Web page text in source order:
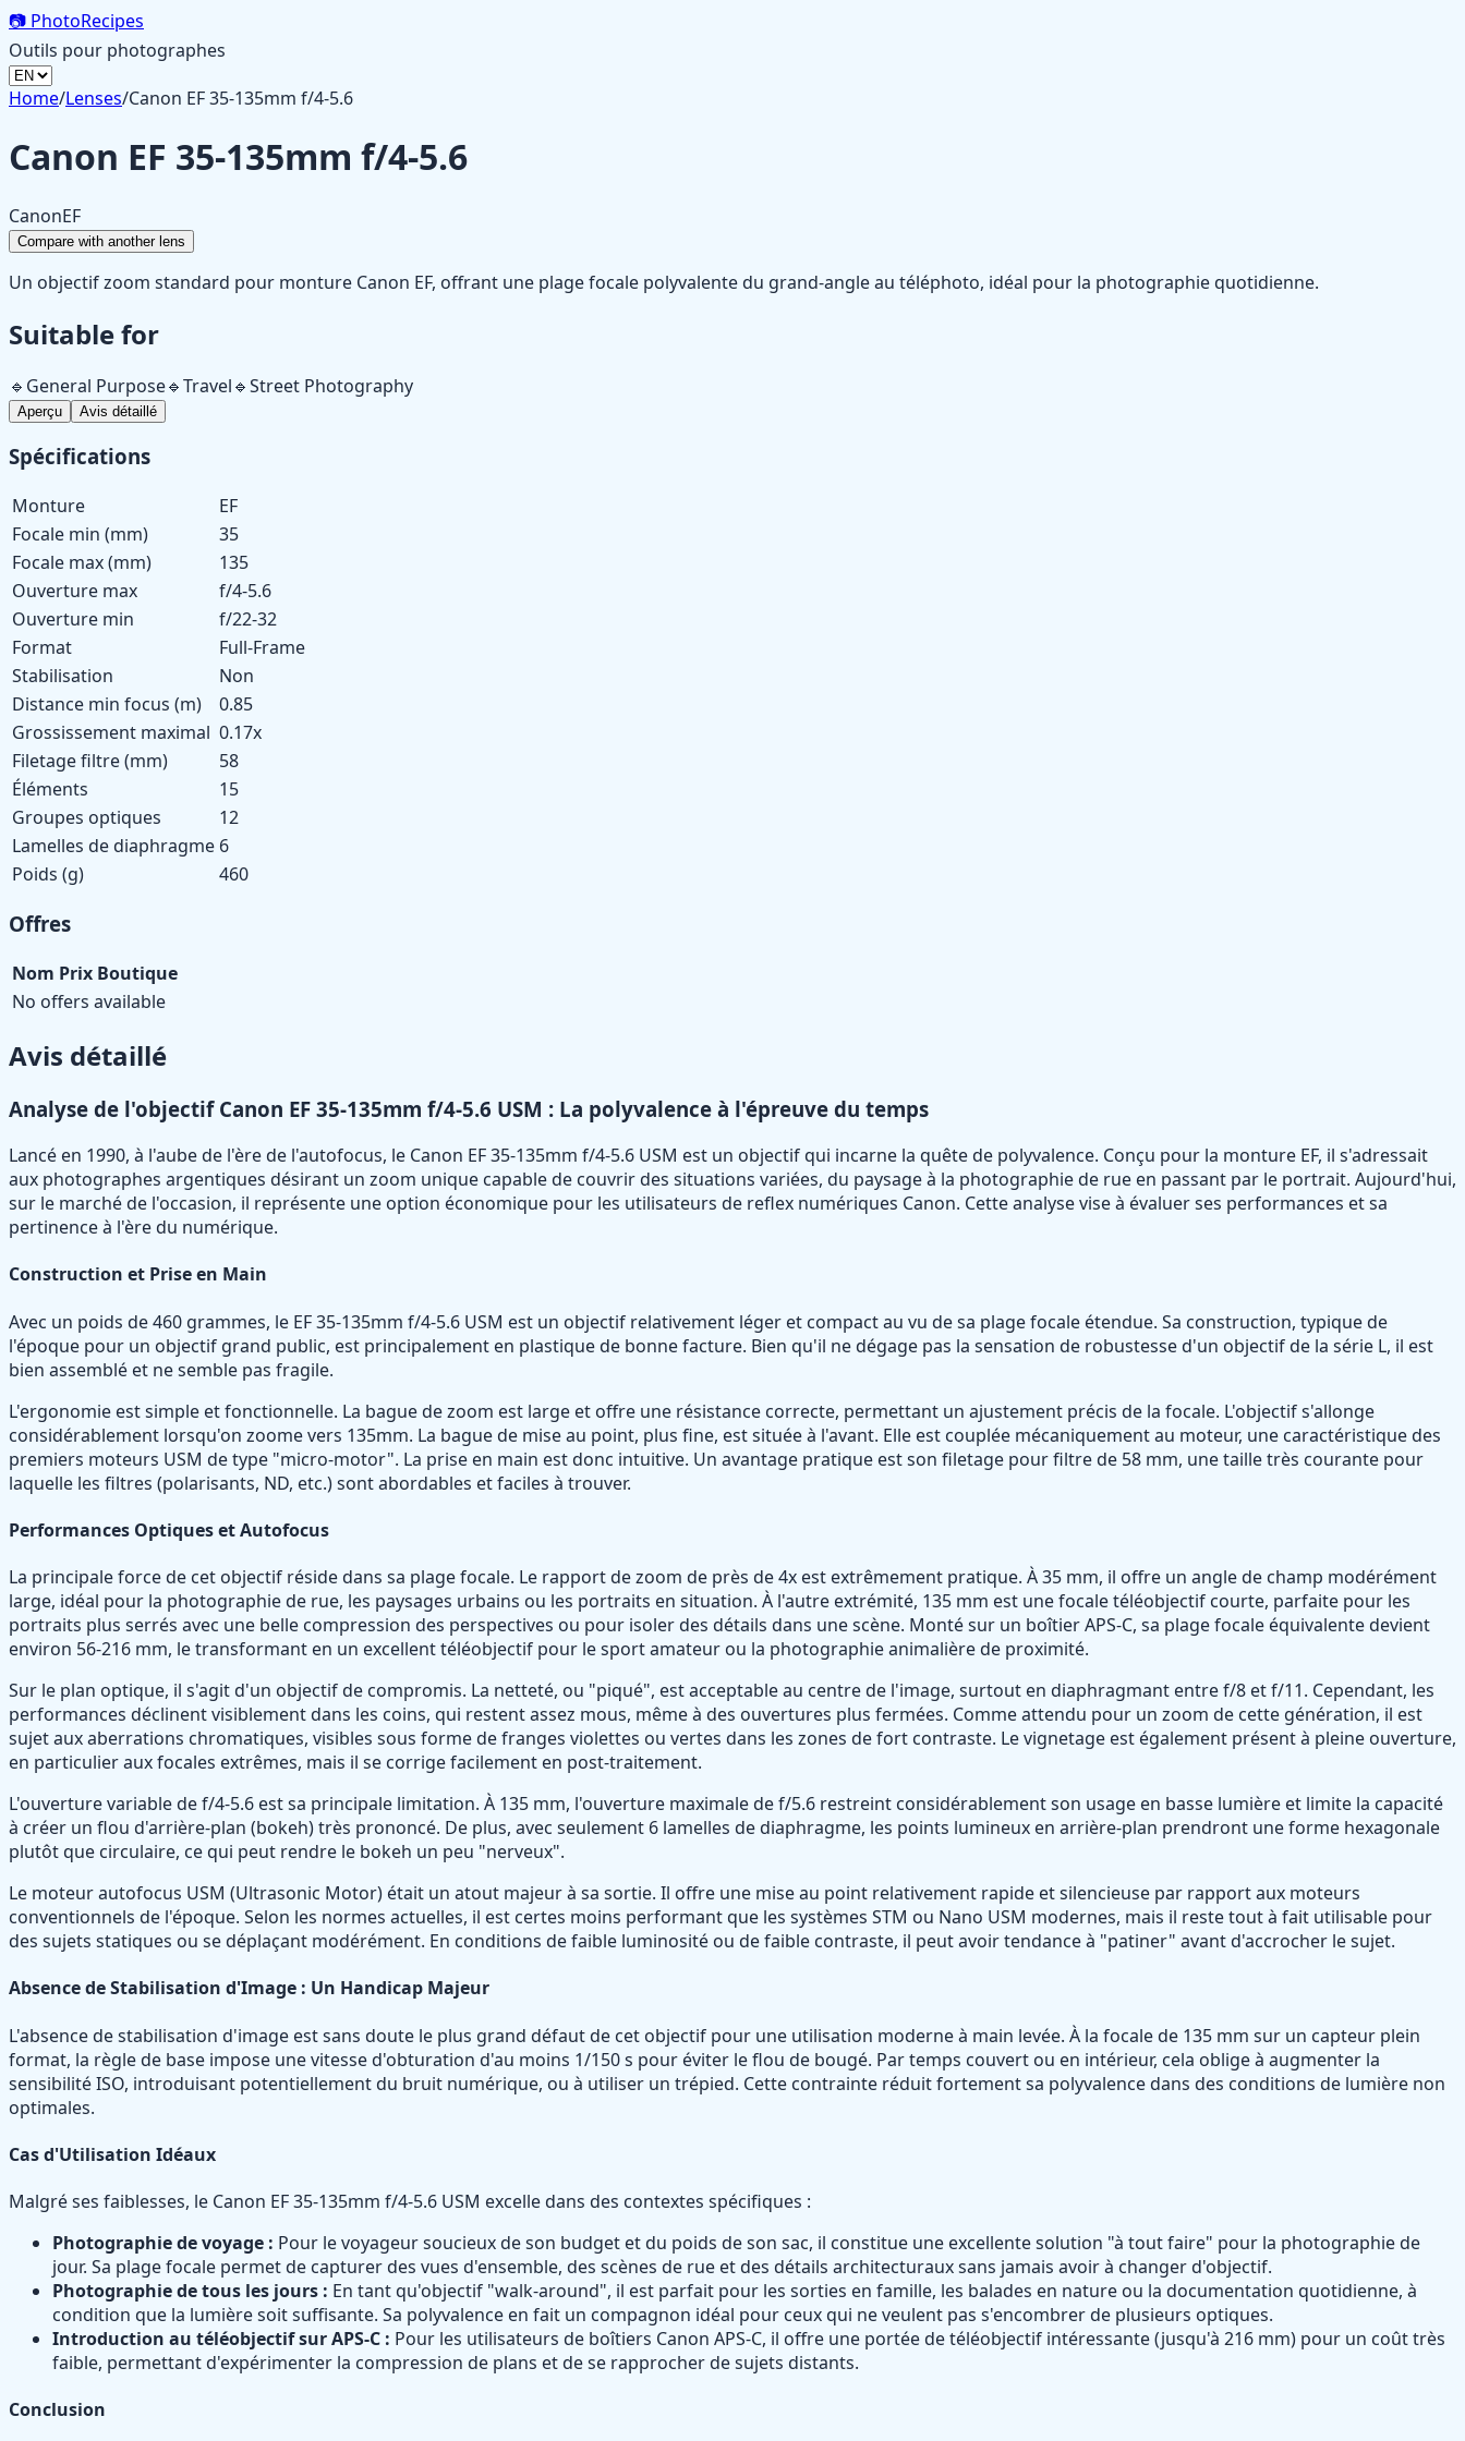
📷 PhotoRecipes
Outils pour photographes
Home/Lenses/Canon EF 35-135mm f/4-5.6
Canon EF 35-135mm f/4-5.6
CanonEF
Compare with another lens
Un objectif zoom standard pour monture Canon EF, offrant une plage focale polyvalente du grand-angle au téléphoto, idéal pour la photographie quotidienne.
Suitable for
🔹 General Purpose🔹Travel🔹Street Photography
Aperçu Avis détaillé
Spécifications
Monture
EF
Focale min (mm)
35
Focale max (mm)
135
Ouverture max
f/4-5.6
Ouverture min
f/22-32
Format
Full-Frame
Stabilisation
Non
Distance min focus (m)
0.85
Grossissement maximal 0.17x
Filetage filtre (mm)
58
Éléments
15
Groupes optiques
12
Lamelles de diaphragme 6
Poids (g)
460
Offres
Nom Prix Boutique
No offers available
Avis détaillé
Analyse de l'objectif Canon EF 35-135mm f/4-5.6 USM : La polyvalence à l'épreuve du temps
Lancé en 1990, à l'aube de l'ère de l'autofocus, le Canon EF 35-135mm f/4-5.6 USM est un objectif qui incarne la quête de polyvalence. Conçu pour la monture EF, il s'adressait
aux photographes argentiques désirant un zoom unique capable de couvrir des situations variées, du paysage à la photographie de rue en passant par le portrait. Aujourd'hui,
sur le marché de l'occasion, il représente une option économique pour les utilisateurs de reflex numériques Canon. Cette analyse vise à évaluer ses performances et sa
pertinence à l'ère du numérique.
Construction et Prise en Main
Avec un poids de 460 grammes, le EF 35-135mm f/4-5.6 USM est un objectif relativement léger et compact au vu de sa plage focale étendue. Sa construction, typique de
l'époque pour un objectif grand public, est principalement en plastique de bonne facture. Bien qu'il ne dégage pas la sensation de robustesse d'un objectif de la série L, il est
bien assemblé et ne semble pas fragile.
L'ergonomie est simple et fonctionnelle. La bague de zoom est large et offre une résistance correcte, permettant un ajustement précis de la focale. L'objectif s'allonge
considérablement lorsqu'on zoome vers 135mm. La bague de mise au point, plus fine, est située à l'avant. Elle est couplée mécaniquement au moteur, une caractéristique des
premiers moteurs USM de type "micro-motor". La prise en main est donc intuitive. Un avantage pratique est son filetage pour filtre de 58 mm, une taille très courante pour
laquelle les filtres (polarisants, ND, etc.) sont abordables et faciles à trouver.
Performances Optiques et Autofocus
La principale force de cet objectif réside dans sa plage focale. Le rapport de zoom de près de 4x est extrêmement pratique. À 35 mm, il offre un angle de champ modérément
large, idéal pour la photographie de rue, les paysages urbains ou les portraits en situation. À l'autre extrémité, 135 mm est une focale téléobjectif courte, parfaite pour les
portraits plus serrés avec une belle compression des perspectives ou pour isoler des détails dans une scène. Monté sur un boîtier APS-C, sa plage focale équivalente devient
environ 56-216 mm, le transformant en un excellent téléobjectif pour le sport amateur ou la photographie animalière de proximité.
Sur le plan optique, il s'agit d'un objectif de compromis. La netteté, ou "piqué", est acceptable au centre de l'image, surtout en diaphragmant entre f/8 et f/11. Cependant, les
performances déclinent visiblement dans les coins, qui restent assez mous, même à des ouvertures plus fermées. Comme attendu pour un zoom de cette génération, il est
sujet aux aberrations chromatiques, visibles sous forme de franges violettes ou vertes dans les zones de fort contraste. Le vignetage est également présent à pleine ouverture,
en particulier aux focales extrêmes, mais il se corrige facilement en post-traitement.
L'ouverture variable de f/4-5.6 est sa principale limitation. À 135 mm, l'ouverture maximale de f/5.6 restreint considérablement son usage en basse lumière et limite la capacité
à créer un flou d'arrière-plan (bokeh) très prononcé. De plus, avec seulement 6 lamelles de diaphragme, les points lumineux en arrière-plan prendront une forme hexagonale
plutôt que circulaire, ce qui peut rendre le bokeh un peu "nerveux".
Le moteur autofocus USM (Ultrasonic Motor) était un atout majeur à sa sortie. Il offre une mise au point relativement rapide et silencieuse par rapport aux moteurs
conventionnels de l'époque. Selon les normes actuelles, il est certes moins performant que les systèmes STM ou Nano USM modernes, mais il reste tout à fait utilisable pour
des sujets statiques ou se déplaçant modérément. En conditions de faible luminosité ou de faible contraste, il peut avoir tendance à "patiner" avant d'accrocher le sujet.
Absence de Stabilisation d'Image : Un Handicap Majeur
L'absence de stabilisation d'image est sans doute le plus grand défaut de cet objectif pour une utilisation moderne à main levée. À la focale de 135 mm sur un capteur plein
format, la règle de base impose une vitesse d'obturation d'au moins 1/150 s pour éviter le flou de bougé. Par temps couvert ou en intérieur, cela oblige à augmenter la
sensibilité ISO, introduisant potentiellement du bruit numérique, ou à utiliser un trépied. Cette contrainte réduit fortement sa polyvalence dans des conditions de lumière non
optimales.
Cas d'Utilisation Idéaux
Malgré ses faiblesses, le Canon EF 35-135mm f/4-5.6 USM excelle dans des contextes spécifiques :
Photographie de voyage : Pour le voyageur soucieux de son budget et du poids de son sac, il constitue une excellente solution "à tout faire" pour la photographie de
jour. Sa plage focale permet de capturer des vues d'ensemble, des scènes de rue et des détails architecturaux sans jamais avoir à changer d'objectif.
Photographie de tous les jours : En tant qu'objectif "walk-around", il est parfait pour les sorties en famille, les balades en nature ou la documentation quotidienne, à
condition que la lumière soit suffisante. Sa polyvalence en fait un compagnon idéal pour ceux qui ne veulent pas s'encombrer de plusieurs optiques.
Introduction au téléobjectif sur APS-C : Pour les utilisateurs de boîtiers Canon APS-C, il offre une portée de téléobjectif intéressante (jusqu'à 216 mm) pour un coût très
faible, permettant d'expérimenter la compression de plans et de se rapprocher de sujets distants.
Conclusion